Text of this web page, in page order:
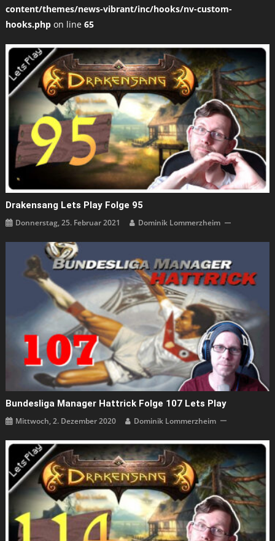
content/themes/news-vibrant/inc/hooks/nv-custom-
hooks.phpon line 65
Drakensang Lets Play Folge 95
Donnerstag, 25. Februar 2021 Dominik Lommerzheim
Bundesliga Manager Hattrick Folge 107 Lets Play
Mittwoch, 2. Dezember 2020 Dominik Lommerzheim